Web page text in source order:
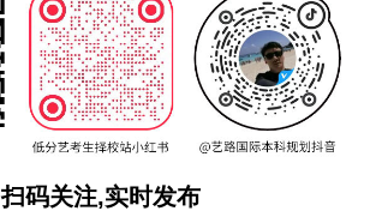
扫码关注,实时发布